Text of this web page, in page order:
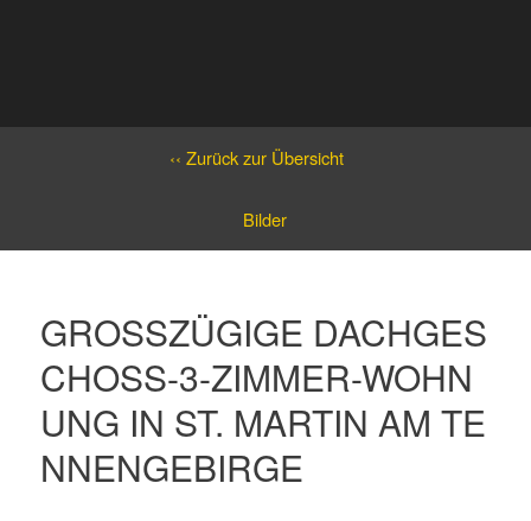
‹‹ Zurück zur Übersicht
Bilder
GROSSZÜGIGE DACHGESC
HOSS-3-ZIMMER-WOHNUN
G IN ST. MARTIN AM TENN
ENGEBIRGE